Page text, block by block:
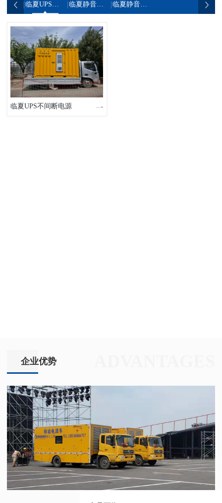
临夏UPS不间断电源 临夏静音发电机组 临夏静音发电车
临夏UPS不间断电源
企业优势